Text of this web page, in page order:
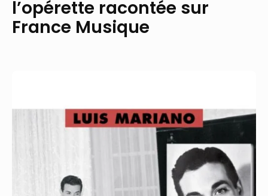
l’opérette racontée sur
France Musique